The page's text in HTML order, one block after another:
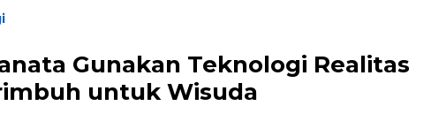
Gunakan Teknologi Realitas
untuk Wisuda